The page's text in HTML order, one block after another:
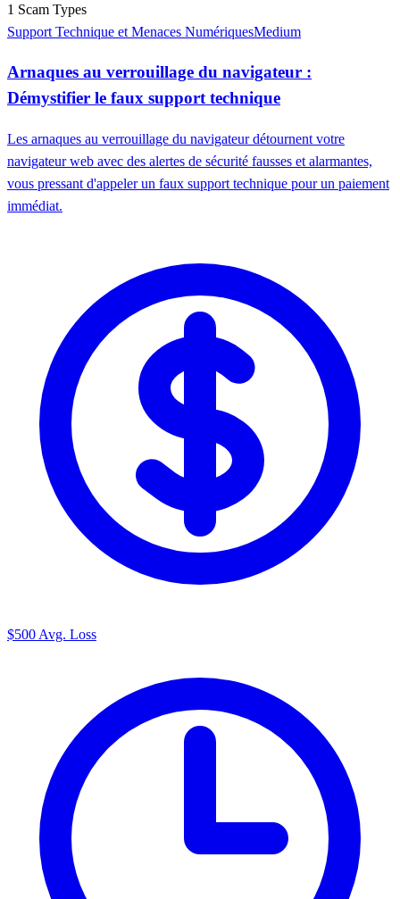
1 Scam Types
Support Technique et Menaces NumériquesMedium
Arnaques au verrouillage du navigateur :
Démystifier le faux support technique
Les arnaques au verrouillage du navigateur détournent votre
navigateur web avec des alertes de sécurité fausses et alarmantes,
vous pressant d'appeler un faux support technique pour un paiement
immédiat.
$500 Avg. Loss